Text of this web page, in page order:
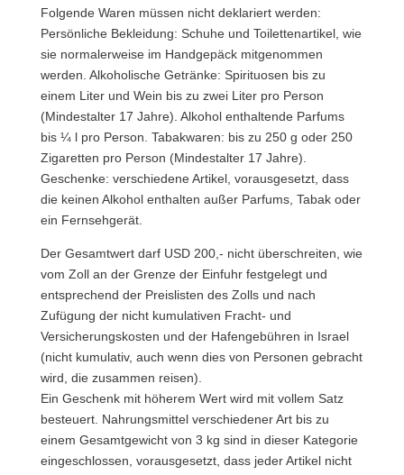
Folgende Waren müssen nicht deklariert werden:
Persönliche Bekleidung: Schuhe und Toilettenartikel, wie
sie normalerweise im Handgepäck mitgenommen
werden. Alkoholische Getränke: Spirituosen bis zu
einem Liter und Wein bis zu zwei Liter pro Person
(Mindestalter 17 Jahre). Alkohol enthaltende Parfums
bis ¼ l pro Person. Tabakwaren: bis zu 250 g oder 250
Zigaretten pro Person (Mindestalter 17 Jahre).
Geschenke: verschiedene Artikel, vorausgesetzt, dass
die keinen Alkohol enthalten außer Parfums, Tabak oder
ein Fernsehgerät.
Der Gesamtwert darf USD 200,- nicht überschreiten, wie
vom Zoll an der Grenze der Einfuhr festgelegt und
entsprechend der Preislisten des Zolls und nach
Zufügung der nicht kumulativen Fracht- und
Versicherungskosten und der Hafengebühren in Israel
(nicht kumulativ, auch wenn dies von Personen gebracht
wird, die zusammen reisen).
Ein Geschenk mit höherem Wert wird mit vollem Satz
besteuert. Nahrungsmittel verschiedener Art bis zu
einem Gesamtgewicht von 3 kg sind in dieser Kategorie
eingeschlossen, vorausgesetzt, dass jeder Artikel nicht